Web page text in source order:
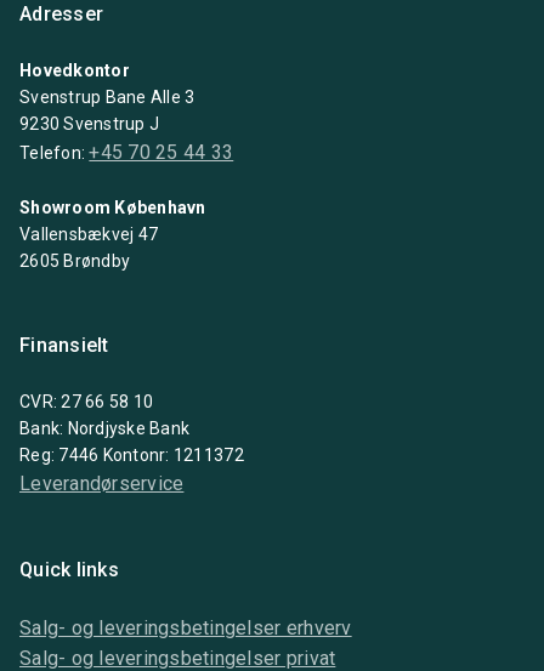
Adresser
Hovedkontor
Svenstrup Bane Alle 3
9230 Svenstrup J
Telefon:+45 70 25 44 33
Showroom København
Vallensbækvej 47
2605 Brøndby
Finansielt
CVR: 27 66 58 10
Bank: Nordjyske Bank
Reg: 7446 Kontonr: 1211372
Leverandørservice
Quick links
Salg- og leveringsbetingelser erhverv
Salg- og leveringsbetingelser privat